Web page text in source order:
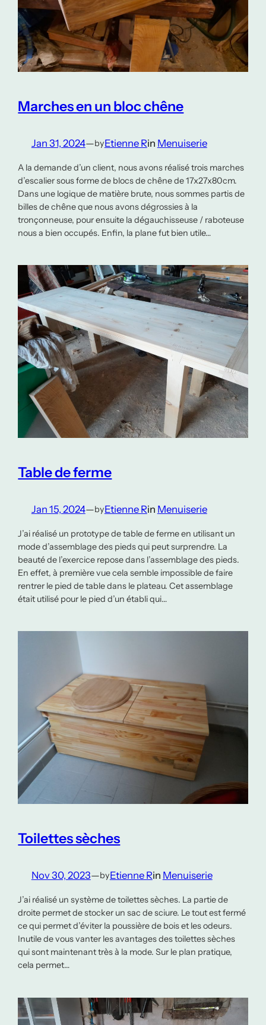
Marches en un bloc chêne
Jan 31, 2024—byEtienne Rin Menuiserie
A la demande d’un client, nous avons réalisé trois marches
d’escalier sous forme de blocs de chêne de 17x27x80cm.
Dans une logique de matière brute, nous sommes partis de
billes de chêne que nous avons dégrossies à la
tronçonneuse, pour ensuite la dégauchisseuse / raboteuse
nous a bien occupés. Enfin, la plane fut bien utile…
Table de ferme
Jan 15, 2024—byEtienne Rin Menuiserie
J’ai réalisé un prototype de table de ferme en utilisant un
mode d’assemblage des pieds qui peut surprendre. La
beauté de l’exercice repose dans l’assemblage des pieds.
En effet, à première vue cela semble impossible de faire
rentrer le pied de table dans le plateau. Cet assemblage
était utilisé pour le pied d’un établi qui…
Toilettes sèches
Nov 30, 2023—byEtienne Rin Menuiserie
J’ai réalisé un système de toilettes sèches. La partie de
droite permet de stocker un sac de sciure. Le tout est fermé
ce qui permet d’éviter la poussière de bois et les odeurs.
Inutile de vous vanter les avantages des toilettes sèches
qui sont maintenant très à la mode. Sur le plan pratique,
cela permet…